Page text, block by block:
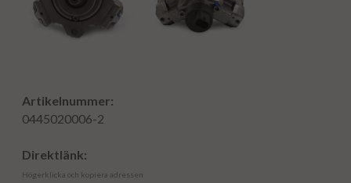
Artikelnummer:
0445020006-2
Direktlänk:
Högerklicka och kopiera adressen